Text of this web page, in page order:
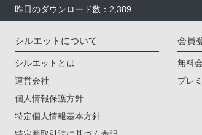
昨日のダウンロード数：2,389
シルエットについて
シルエットとは
運営会社
個人情報保護方針
特定個人情報基本方針
会員
無料
プレ